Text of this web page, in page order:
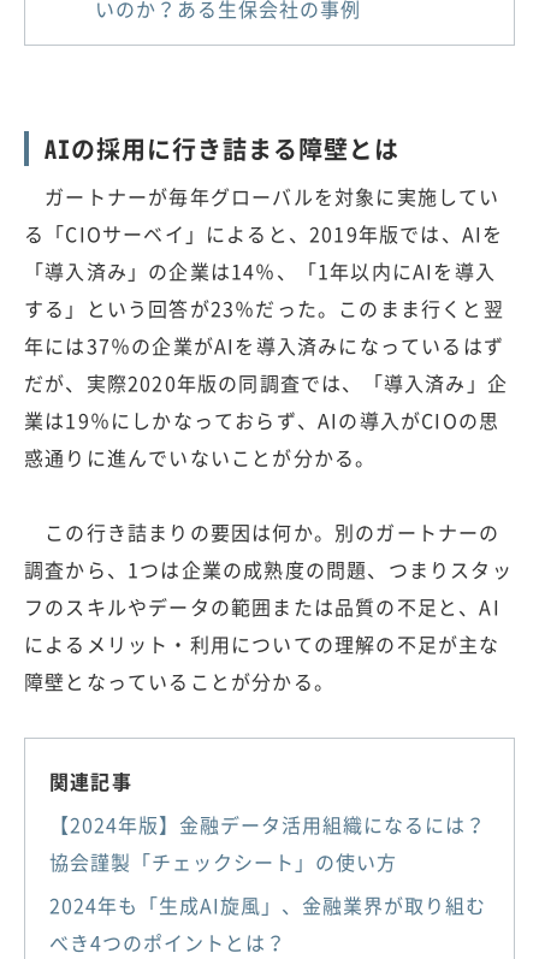
いのか？ある生保会社の事例
AIの採用に行き詰まる障壁とは
ガートナーが毎年グローバルを対象に実施してい
る「CIOサーベイ」によると、2019年版では、AIを
「導入済み」の企業は14％、「1年以内にAIを導入
する」という回答が23％だった。このまま行くと翌
年には37％の企業がAIを導入済みになっているはず
だが、実際2020年版の同調査では、「導入済み」企
業は19％にしかなっておらず、AIの導入がCIOの思
惑通りに進んでいないことが分かる。
この行き詰まりの要因は何か。別のガートナーの
調査から、1つは企業の成熟度の問題、つまりスタッ
フのスキルやデータの範囲または品質の不足と、AI
によるメリット・利用についての理解の不足が主な
障壁となっていることが分かる。
関連記事
【2024年版】金融データ活用組織になるには？
協会謹製「チェックシート」の使い方
2024年も「生成AI旋風」、金融業界が取り組む
べき4つのポイントとは？